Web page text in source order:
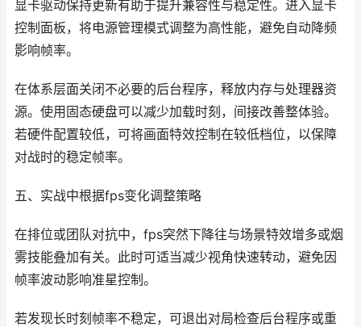
显卡驱动保持更新有助于提升兼容性与稳定性。进入显卡
控制面板，将电源管理模式调整为高性能，避免自动降频
影响帧率。
在体系层面关闭不必要的后台程序，释放内存与处理器资
源。使用固态硬盘可以减少加载时刻，间接改善整体验。
若硬件配置较低，可将画面特效控制在较低档位，以保障
对战时的稳定帧率。
五、实战中根据fps变化调整策略
在排位或团队对抗中，fps突然下降往与场景特效增多或烟
雾技能叠加有关。此时可适当减少视角快速转动，避免因
帧率波动影响准星控制。
若发现长时刻帧率不稳定，可退出对局检查后台程序或重